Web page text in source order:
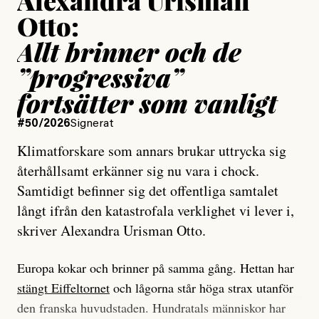
Otto:
Allt brinner och de
”progressiva”
fortsätter som vanligt
#50/2026Signerat
Klimatforskare som annars brukar uttrycka sig
återhållsamt erkänner sig nu vara i chock.
Samtidigt befinner sig det offentliga samtalet
långt ifrån den katastrofala verklighet vi lever i,
skriver Alexandra Urisman Otto.
Europa kokar och brinner på samma gång. Hettan har
stängt Eiffeltornet och lågorna står höga strax utanför
den franska huvudstaden. Hundratals människor har